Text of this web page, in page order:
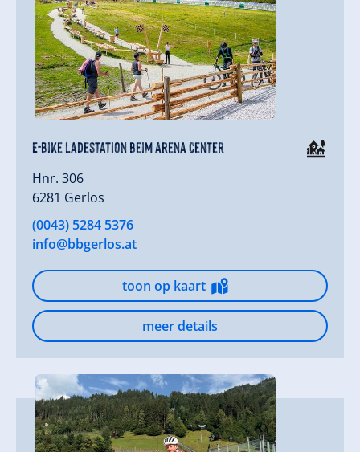
E-Bike Ladestation beim Arena Center
Hnr. 306
6281 Gerlos
(0043) 5284 5376
info@bbgerlos.at
toon op kaart
meer details